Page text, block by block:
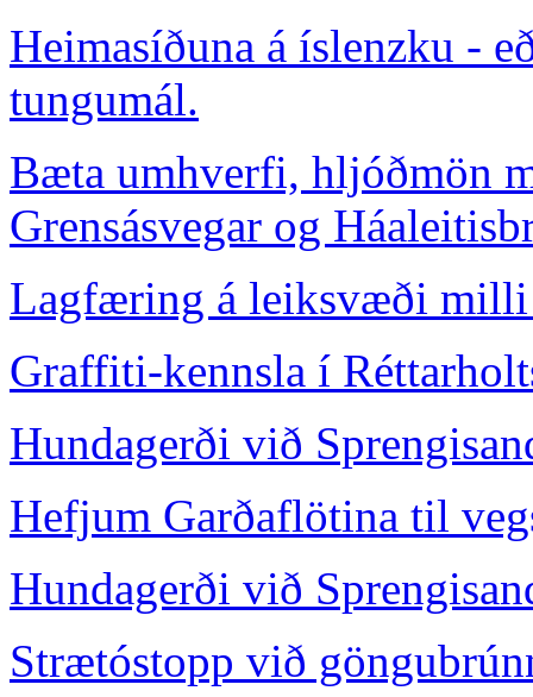
Heimasíðuna á íslenzku -
tungumál.
Bæta umhverfi, hljóðmön
Grensásvegar og
Lagfæring á leiksvæði milli
Graffiti-kennsla í
Hundagerði við
Hefjum Garðaflötina til
Hundagerði við
Strætóstopp við